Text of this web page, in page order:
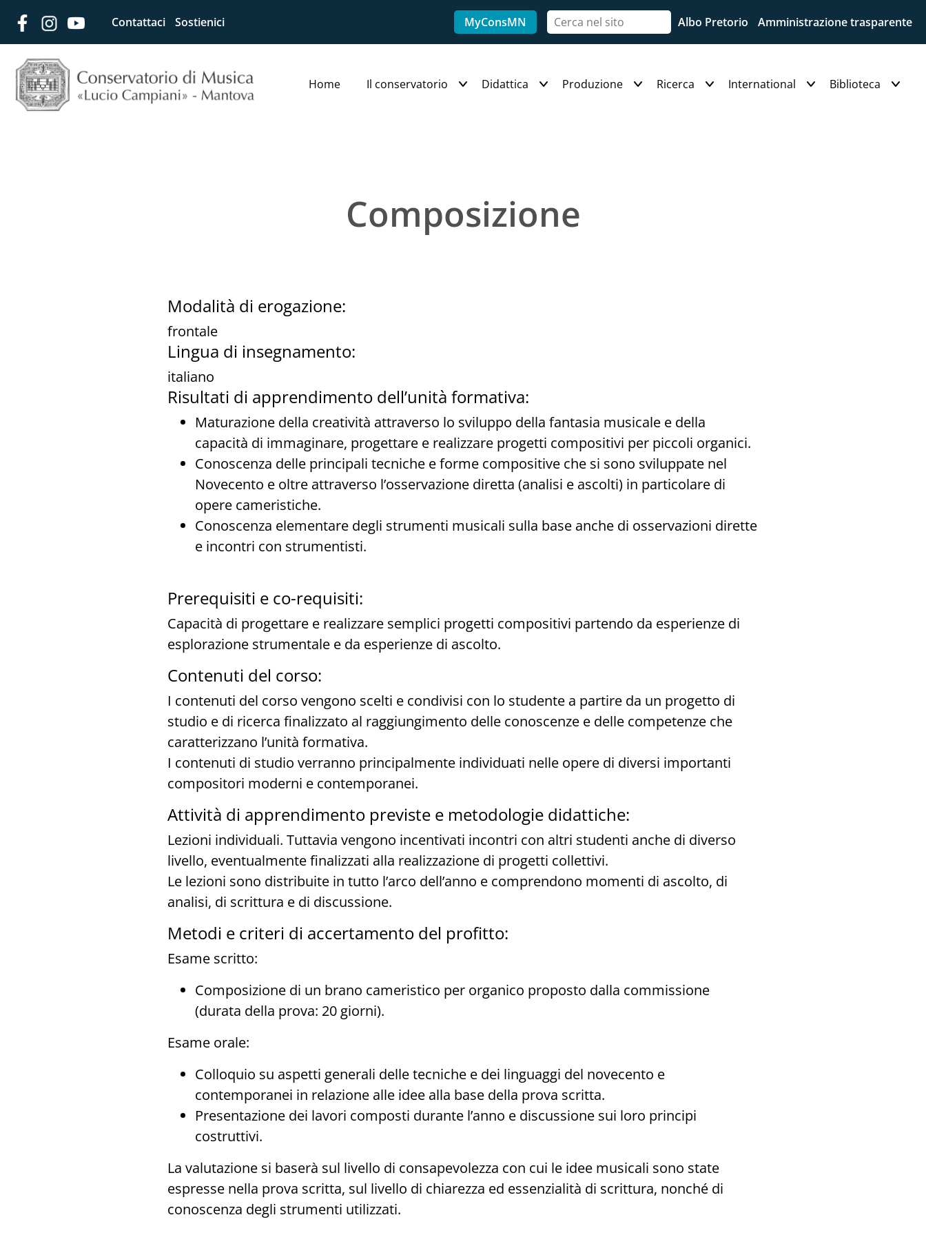
Contattaci Sostienici Albo Pretorio Amministrazione trasparente
MyConsMN
Home Il conservatorio Didattica Produzione Ricerca International Biblioteca
Composizione
Modalità di erogazione:
frontale
Lingua di insegnamento:
italiano
Risultati di apprendimento dell’unità formativa:
Maturazione della creatività attraverso lo sviluppo della fantasia musicale e della
capacità di immaginare, progettare e realizzare progetti compositivi per piccoli organici.
Conoscenza delle principali tecniche e forme compositive che si sono sviluppate nel
Novecento e oltre attraverso l’osservazione diretta (analisi e ascolti) in particolare di
opere cameristiche.
Conoscenza elementare degli strumenti musicali sulla base anche di osservazioni dirette
e incontri con strumentisti.
Prerequisiti e co-requisiti:
Capacità di progettare e realizzare semplici progetti compositivi partendo da esperienze di
esplorazione strumentale e da esperienze di ascolto.
Contenuti del corso:
I contenuti del corso vengono scelti e condivisi con lo studente a partire da un progetto di
studio e di ricerca finalizzato al raggiungimento delle conoscenze e delle competenze che
caratterizzano l’unità formativa.
I contenuti di studio verranno principalmente individuati nelle opere di diversi importanti
compositori moderni e contemporanei.
Attività di apprendimento previste e metodologie didattiche:
Lezioni individuali. Tuttavia vengono incentivati incontri con altri studenti anche di diverso
livello, eventualmente finalizzati alla realizzazione di progetti collettivi.
Le lezioni sono distribuite in tutto l’arco dell’anno e comprendono momenti di ascolto, di
analisi, di scrittura e di discussione.
Metodi e criteri di accertamento del profitto:
Esame scritto:
Composizione di un brano cameristico per organico proposto dalla commissione
(durata della prova: 20 giorni).
Esame orale:
Colloquio su aspetti generali delle tecniche e dei linguaggi del novecento e
contemporanei in relazione alle idee alla base della prova scritta.
Presentazione dei lavori composti durante l’anno e discussione sui loro principi
costruttivi.
La valutazione si baserà sul livello di consapevolezza con cui le idee musicali sono state
espresse nella prova scritta, sul livello di chiarezza ed essenzialità di scrittura, nonché di
conoscenza degli strumenti utilizzati.